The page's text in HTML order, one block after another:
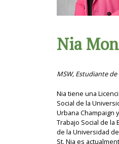
Nia
MSW, Estudiante
Nia tiene una
Social de la
Urbana Champaign
Trabajo Social de la
de la Universidad
St. Nia es